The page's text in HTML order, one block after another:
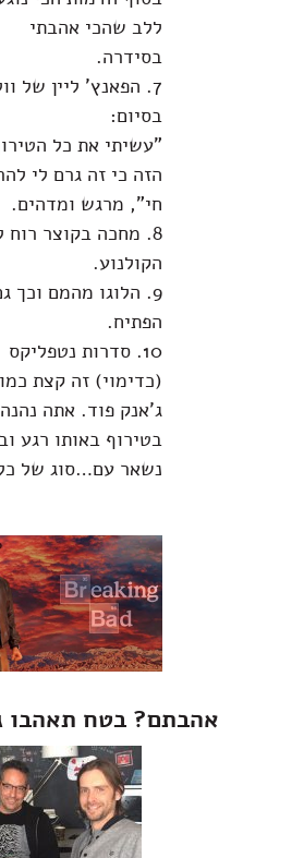
ללב שהכי אהבתי
בסידרה.
7. הפאנץ' ליין של
בסיום:
"עשיתי את כל
הזה כי זה גרם לי
חי", מרגש ומדהים.
8. מחכה בקוצר רוח
הקולנוע.
9. הלוגו מהמם וכך
הפתיח.
10. סדרות נטפליקס
(כדימוי) זה קצת כמו
ג'אנק פוד. אתה נהנה
בטירוף באותו רגע
נשאר עם…סוג של
אהבתם? בטח תאהבו